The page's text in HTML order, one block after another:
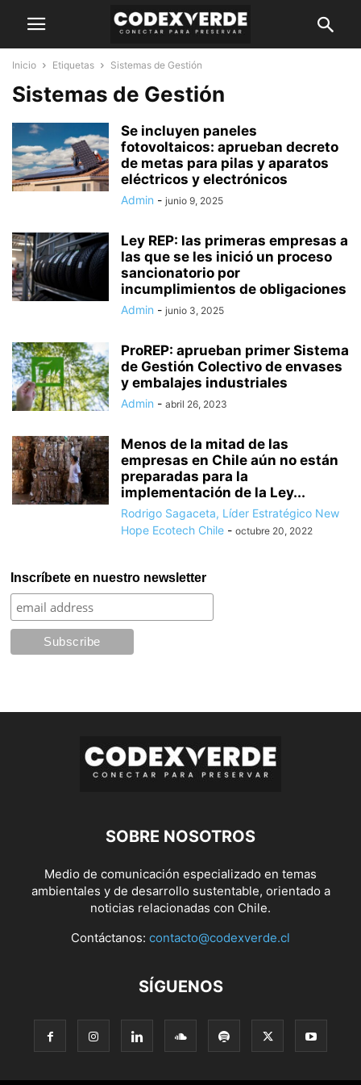
Inicio Etiquetas Sistemas de Gestión
Sistemas de Gestión
Se incluyen paneles
fotovoltaicos: aprueban decreto
de metas para pilas y aparatos
eléctricos y electrónicos
Admin - junio 9, 2025
Ley REP: las primeras empresas a
las que se les inició un proceso
sancionatorio por
incumplimientos de obligaciones
Admin - junio 3, 2025
ProREP: aprueban primer Sistema
de Gestión Colectivo de envases
y embalajes industriales
Admin - abril 26, 2023
Menos de la mitad de las
empresas en Chile aún no están
preparadas para la
implementación de la Ley...
Rodrigo Sagaceta, Líder Estratégico New
Hope Ecotech Chile - octubre 20, 2022
Inscríbete en nuestro newsletter
SOBRE NOSOTROS
Medio de comunicación especializado en temas
ambientales y de desarrollo sustentable, orientado a
noticias relacionadas con Chile.
Contáctanos: contacto@codexverde.cl
SÍGUENOS